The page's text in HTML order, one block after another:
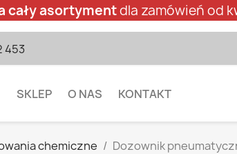
cały asortymentdla zamówień od
453
SKLEP O NAS KONTAKT
chemiczne Dozownik